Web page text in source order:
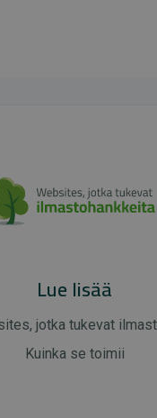
Lue lisää
jotka tukevat
Kuinka se toimii